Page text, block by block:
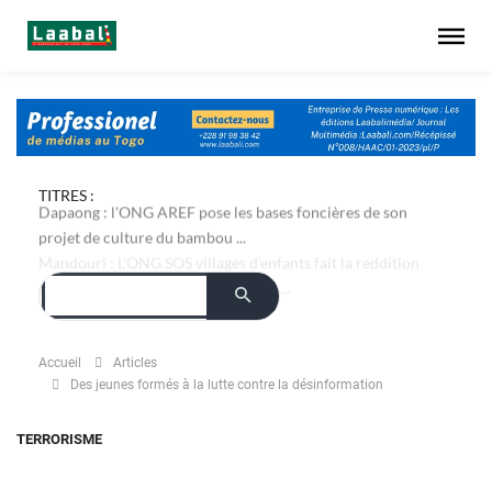
TITRES :
Mandouri : L'ONG SOS villages d'enfants fait la reddition
des comptes du projet Ablaa Fabou ...
Dapaong : l'ONG AREF pose les bases foncières de son
projet de culture du bambou ...
Accueil
Articles
Des jeunes formés à la lutte contre la désinformation
TERRORISME